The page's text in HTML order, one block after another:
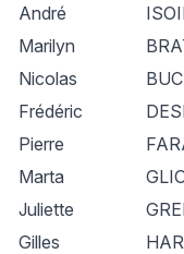
André
Marilyn
Nicolas
Frédéric
Pierre
Marta
Juliette
Gilles